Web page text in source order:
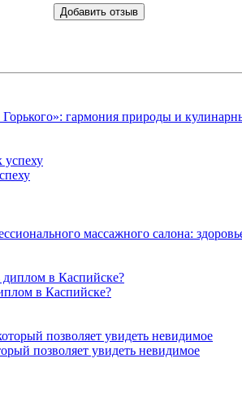
Добавить отзыв
гармония природы и
массажного салона:
в Каспийске?
позволяет увидеть невидимое